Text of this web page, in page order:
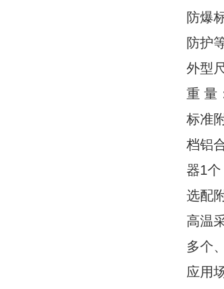
防爆
防护
外型
重 量
标准
档铝
器1个
选配
高温
多个
应用